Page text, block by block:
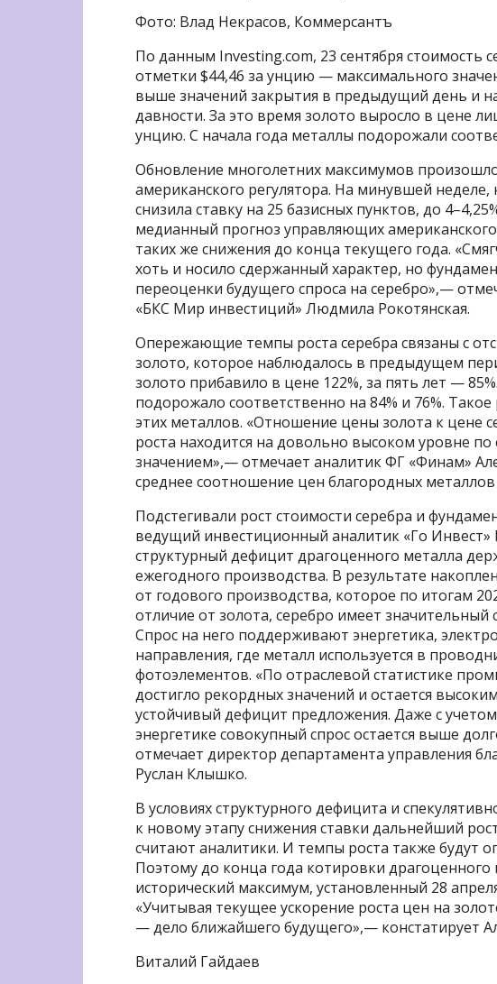
Фото: Влад Некрасов, Коммерсантъ
По данным Investing.com, 23 сентября стоимость
отметки $44,46 за унцию — максимального
выше значений закрытия в предыдущий день и
давности. За это время золото выросло в цене
унцию. С начала года металлы подорожали
Обновление многолетних максимумов
американского регулятора. На минувшей
снизила ставку на 25 базисных пунктов, до
медианный прогноз управляющих
таких же снижения до конца текущего года.
хоть и носило сдержанный характер, но
переоценки будущего спроса на серебро»,—
«БКС Мир инвестиций» Людмила Рокотянская.
Опережающие темпы роста серебра связаны с
золото, которое наблюдалось в предыдущем
золото прибавило в цене 122%, за пять лет —
подорожало соответственно на 84% и 76%.
этих металлов. «Отношение цены золота к цене
роста находится на довольно высоком уровне
значением»,— отмечает аналитик ФГ «Финам»
среднее соотношение цен благородных металлов
Подстегивали рост стоимости серебра и
ведущий инвестиционный аналитик «Го Инвест»
структурный дефицит драгоценного металла
ежегодного производства. В результате
от годового производства, которое по итогам
отличие от золота, серебро имеет
Спрос на него поддерживают энергетика,
направления, где металл используется в
фотоэлементов. «По отраслевой статистике
достигло рекордных значений и остается
устойчивый дефицит предложения. Даже с
энергетике совокупный спрос остается выше
отмечает директор департамента управления
Руслан Клышко.
В условиях структурного дефицита и
к новому этапу снижения ставки дальнейший
считают аналитики. И темпы роста также будут
Поэтому до конца года котировки драгоценного
исторический максимум, установленный 28
«Учитывая текущее ускорение роста цен на
— дело ближайшего будущего»,— констатирует
Виталий Гайдаев